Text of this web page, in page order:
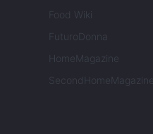
Food Wiki
FuturoDonna
HomeMagazine
SecondHomeMagazine